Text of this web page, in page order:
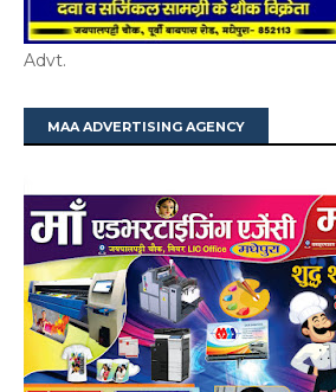
Advt.
MAA ADVERTISING AGENCY